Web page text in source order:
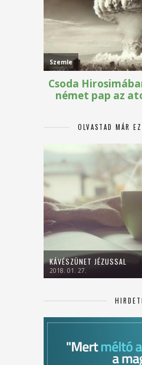
OLVASTAD MÁR
KÁVÉSZÜNET JÉZUSSAL
2018. 01. 27.